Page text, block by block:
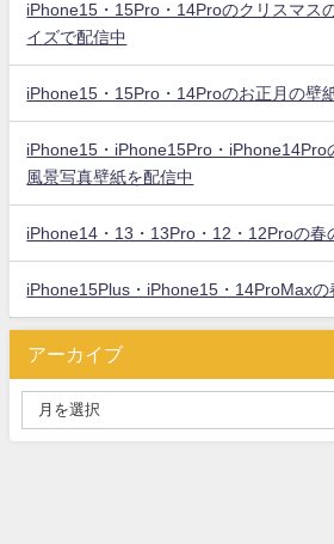
iPhone15・15Pro・14Proのクリスマス
イズで配信中
iPhone15・15Pro・14Proのお正月の壁
iPhone15・iPhone15Pro・iPhone14Pro
風景写真壁紙を配信中
iPhone14・13・13Pro・12・12Proの春
iPhone15Plus・iPhone15・14ProMaxの
アーカイブ